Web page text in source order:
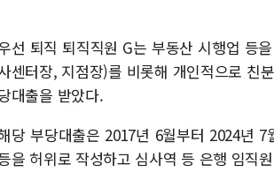
선 퇴직 퇴직직원 G는 부동산 시행업 등
센터장, 지점장)를 비롯해 개인적으로 친
대출을 받았다.
당 부당대출은 2017년 6월부터 2024년
을 허위로 작성하고 심사역 등 은행 임직